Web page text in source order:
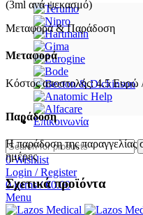
Επικοινωνία
0Wishlist
Login / Register
0items / €0.00
Menu
(3ml ανά ψεκασμό)
Μεταφορά & Παράδοση
Μεταφορά
Κόστος αποστολής: 4.5 Ευρώ
Παράδοση
Η παράδοση της παραγγελίας
ημέρες
Σχετικά προϊόντα